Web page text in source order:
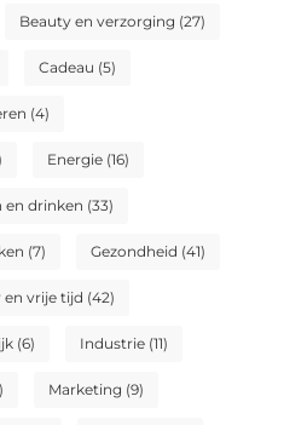
Beauty en verzorging (27)
Cadeau (5)
(4)
Energie (16)
en drinken (33)
(7) Gezondheid (41)
en vrije tijd (42)
(6) Industrie (11)
Marketing (9)